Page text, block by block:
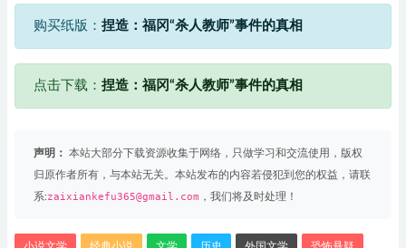
购买纸版： 捏造：福冈“杀人教师”事件的真相
点击下载： 捏造：福冈“杀人教师”事件的真相
声明： 本站大部分下载资源收集于网络，只做学习和交流使用，版权
归原作者所有，与本站无关。本站发布的内容若侵犯到您的权益，请联
系:zaixiankefu365@gmail.com ，我们将及时处理！